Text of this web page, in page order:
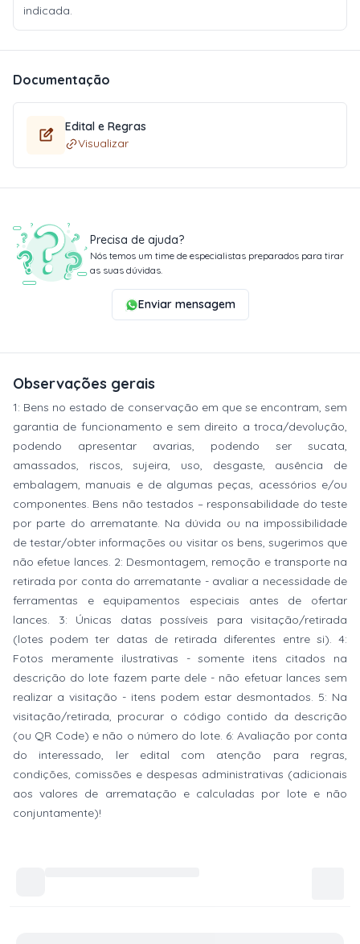
indicada.
Documentação
Edital e Regras
Visualizar
Precisa de ajuda?
Nós temos um time de especialistas preparados para tirar
as suas dúvidas.
Enviar mensagem
Observações gerais
1: Bens no estado de conservação em que se encontram, sem
garantia de funcionamento e sem direito a troca/devolução,
podendo apresentar avarias, podendo ser sucata,
amassados, riscos, sujeira, uso, desgaste, ausência de
embalagem, manuais e de algumas peças, acessórios e/ou
componentes. Bens não testados – responsabilidade do teste
por parte do arrematante. Na dúvida ou na impossibilidade
de testar/obter informações ou visitar os bens, sugerimos que
não efetue lances. 2: Desmontagem, remoção e transporte na
retirada por conta do arrematante - avaliar a necessidade de
ferramentas e equipamentos especiais antes de ofertar
lances. 3: Únicas datas possíveis para visitação/retirada
(lotes podem ter datas de retirada diferentes entre si). 4:
Fotos meramente ilustrativas - somente itens citados na
descrição do lote fazem parte dele - não efetuar lances sem
realizar a visitação - itens podem estar desmontados. 5: Na
visitação/retirada, procurar o código contido da descrição
(ou QR Code) e não o número do lote. 6: Avaliação por conta
do interessado, ler edital com atenção para regras,
condições, comissões e despesas administrativas (adicionais
aos valores de arrematação e calculadas por lote e não
conjuntamente)!